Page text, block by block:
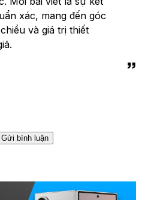
xác, mang đến góc
và giá trị thiết
Gửi bình luận